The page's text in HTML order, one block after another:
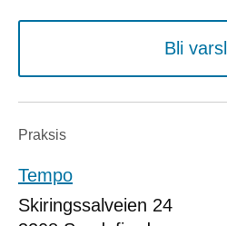
Bli
Praksis
Tempo
Skiringssalveien 24